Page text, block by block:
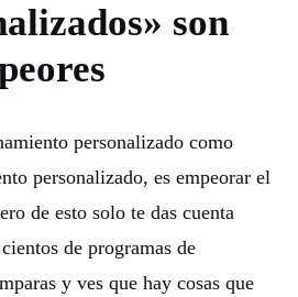
son
personalizado como
personalizado, es empeorar el
de esto solo te das cuenta
de programas de
y ves que hay cosas que